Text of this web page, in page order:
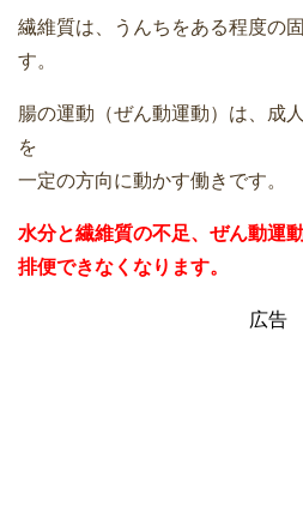
繊維質は、うんちをある程度の
す。
腸の運動（ぜん動運動）は、成
を
一定の方向に動かす働きです。
水分と繊維質の不足、ぜん動運
排便できなくなります。
広告